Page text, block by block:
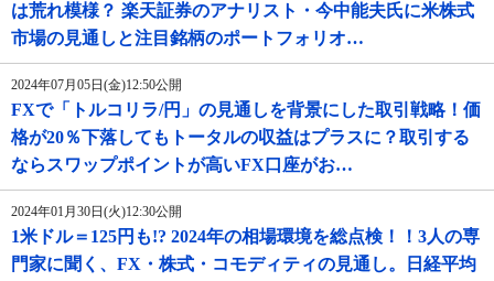
は荒れ模様？ 楽天証券のアナリスト・今中能夫氏に米株式
市場の見通しと注目銘柄のポートフォリオ…
2024年07月05日(金)12:50公開
FXで「トルコリラ/円」の見通しを背景にした取引戦略！価
格が20％下落してもトータルの収益はプラスに？取引する
ならスワップポイントが高いFX口座がお…
2024年01月30日(火)12:30公開
1米ドル＝125円も!? 2024年の相場環境を総点検！！3人の専
門家に聞く、FX・株式・コモディティの見通し。日経平均